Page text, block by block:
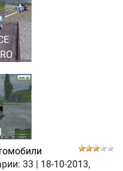
33
18-10-2013,